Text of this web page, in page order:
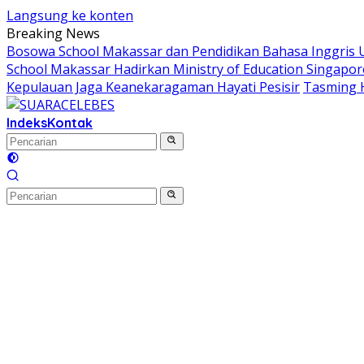
Langsung ke konten
Breaking News
Bosowa School Makassar dan Pendidikan Bahasa
School Makassar Hadirkan Ministry of Education
Kepulauan Jaga Keanekaragaman Hayati Pesisir Tasming
IndeksKontak